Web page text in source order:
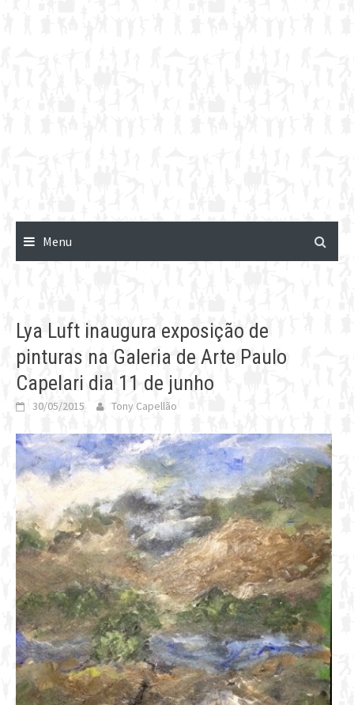
Menu
Lya Luft inaugura exposição de
pinturas na Galeria de Arte Paulo
Capelari dia 11 de junho
30/05/2015 Tony Capellão